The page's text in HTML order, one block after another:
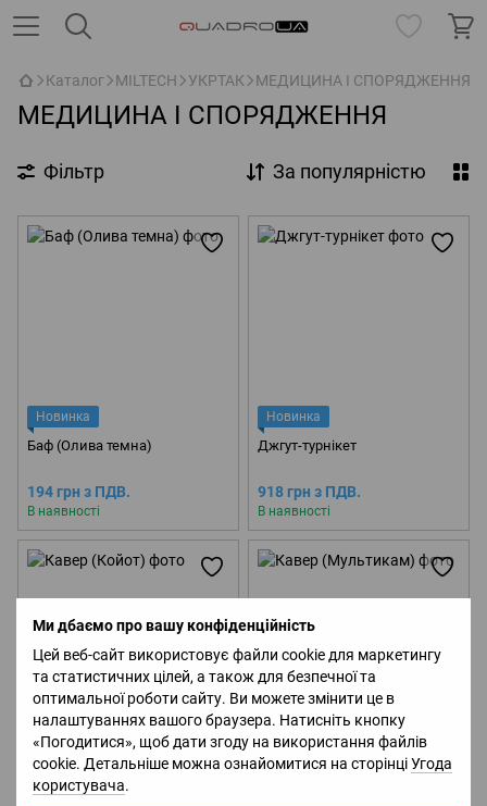
Ми дбаємо про вашу конфіденційність
Цей веб-сайт використовує файли cookie для маркетингу
та статистичних цілей, а також для безпечної та
оптимальної роботи сайту. Ви можете змінити це в
налаштуваннях вашого браузера. Натисніть кнопку
«Погодитися», щоб дати згоду на використання файлів
cookie. Детальніше можна ознайомитися на сторінціУгода
користувача.
Каталог MILTECH УКРТАК МЕДИЦИНА І СПОРЯДЖЕННЯ
МЕДИЦИНА І СПОРЯДЖЕННЯ
Фільтр За популярністю
Новинка
Баф (Олива темна)
194 грн з ПДВ.
В наявності
Новинка
Джгут-турнікет
918 грн з ПДВ.
В наявності
Новинка
Кавер (Койот)
Новинка
Кавер (Мультикам)